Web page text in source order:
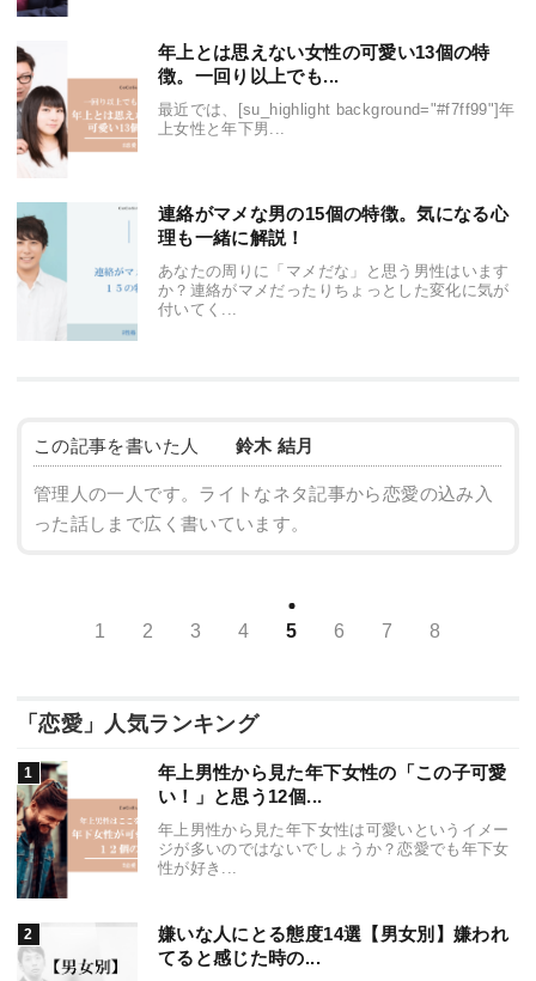
年上とは思えない女性の可愛い13個の特
徴。一回り以上でも...
最近では、[su_highlight background="#f7ff99"]年
上女性と年下男...
連絡がマメな男の15個の特徴。気になる心
理も一緒に解説！
あなたの周りに「マメだな」と思う男性はいます
か？連絡がマメだったりちょっとした変化に気が
付いてく...
この記事を書いた人 鈴木 結月
管理人の一人です。ライトなネタ記事から恋愛の込み入
った話しまで広く書いています。
1 2 3 4 5 6 7 8
「恋愛」人気ランキング
年上男性から見た年下女性の「この子可愛
い！」と思う12個...
年上男性から見た年下女性は可愛いというイメー
ジが多いのではないでしょうか？恋愛でも年下女
性が好き...
嫌いな人にとる態度14選【男女別】嫌われ
てると感じた時の...